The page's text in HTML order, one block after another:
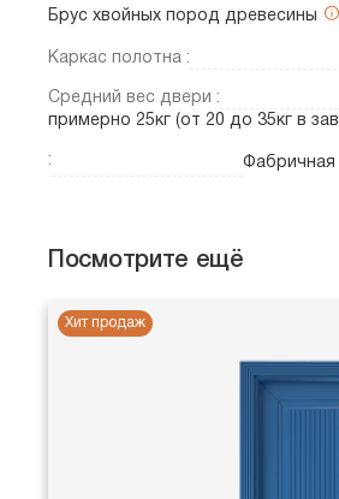
Брус хвойных пород древесины
Каркас полотна :
Средний вес двери :
примерно 25кг (от 20 до 35кг в
: Фабричная
Посмотрите ещё
Хит продаж